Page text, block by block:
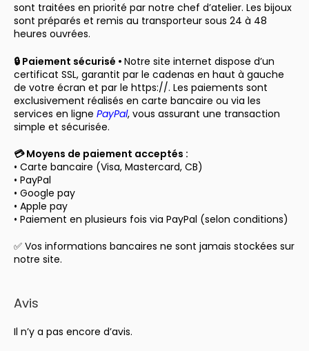
sont traitées en priorité par notre chef d’atelier. Les bijoux
sont préparés et remis au transporteur sous 24 à 48
heures ouvrées.
🔒 Paiement sécurisé • Notre site internet dispose d’un
certificat SSL, garantit par le cadenas en haut à gauche
de votre écran et par le https://. Les paiements sont
exclusivement réalisés en carte bancaire ou via les
services en ligne PayPal, vous assurant une transaction
simple et sécurisée.
💳 Moyens de paiement acceptés :
• Carte bancaire (Visa, Mastercard, CB)
• PayPal
• Google pay
• Apple pay
• Paiement en plusieurs fois via PayPal (selon conditions)
✅ Vos informations bancaires ne sont jamais stockées sur
notre site.
Avis
Il n’y a pas encore d’avis.